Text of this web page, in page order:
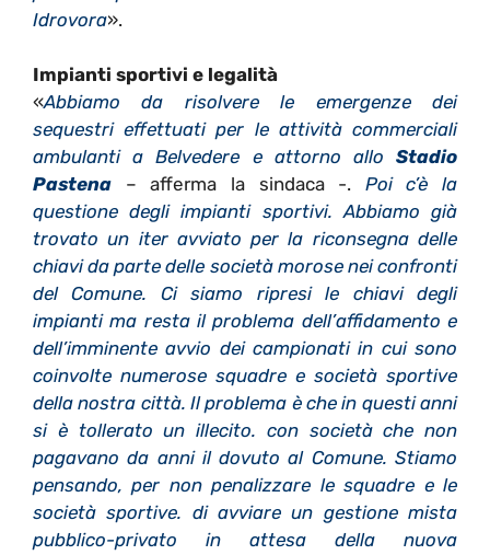
Idrovora».
Impianti sportivi e legalità
«Abbiamo da risolvere le emergenze dei
sequestri effettuati per le attività commerciali
ambulanti a Belvedere e attorno allo Stadio
Pastena – afferma la sindaca -. Poi c’è la
questione degli impianti sportivi. Abbiamo già
trovato un iter avviato per la riconsegna delle
chiavi da parte delle società morose nei confronti
del Comune. Ci siamo ripresi le chiavi degli
impianti ma resta il problema dell’affidamento e
dell’imminente avvio dei campionati in cui sono
coinvolte numerose squadre e società sportive
della nostra città. Il problema è che in questi anni
si è tollerato un illecito. con società che non
pagavano da anni il dovuto al Comune. Stiamo
pensando, per non penalizzare le squadre e le
società sportive. di avviare un gestione mista
pubblico-privato in attesa della nuova